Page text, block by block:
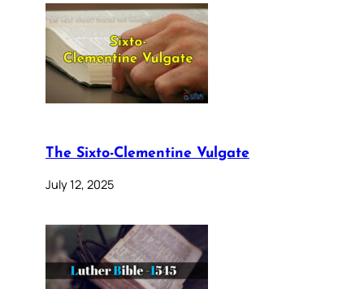
The Sixto-Clementine Vulgate
July 12, 2025